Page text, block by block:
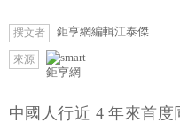
撰文者 鉅亨網編輯江泰傑
來源
鉅亨網
中國人行近 4 年來首